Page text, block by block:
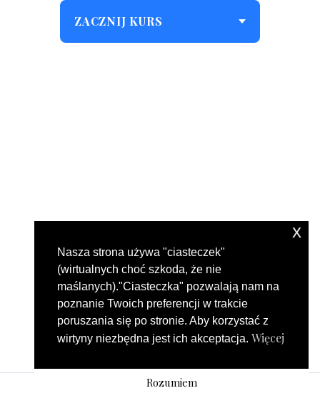
ZACZNIJ KURS
Nasza strona używa "ciasteczek"
(wirtualnych choć szkoda, że nie
maślanych)."Ciasteczka" pozwalają nam na
poznanie Twoich preferencji w trakcie
poruszania się po stronie. Aby korzystać z
wirtyny niezbędna jest ich akceptacja. Więcej
Rozumiem
x